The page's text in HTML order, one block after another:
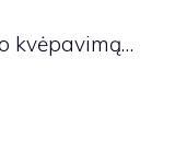
kvėpavimą…